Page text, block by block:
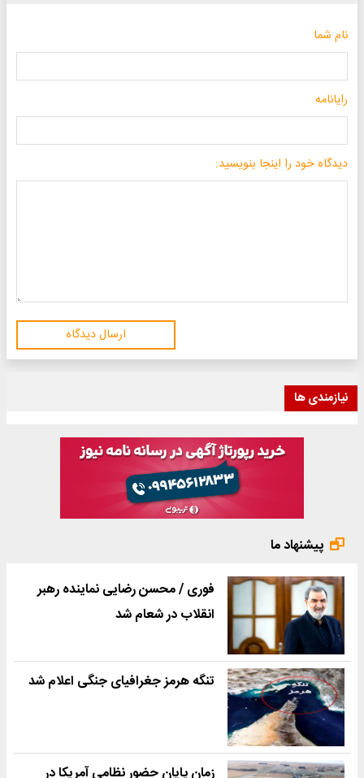
نام شما
رایانامه
دیدگاه خود را اینجا بنویسید:
ارسال دیدگاه
نیازمندی ها
پیشنهاد ما
فوری / محسن رضایی نماینده رهبر
انقلاب در شعام شد
تنگه هرمز جغرافیای جنگی اعلام شد
زمان پایان حضور نظامی آمریکا در